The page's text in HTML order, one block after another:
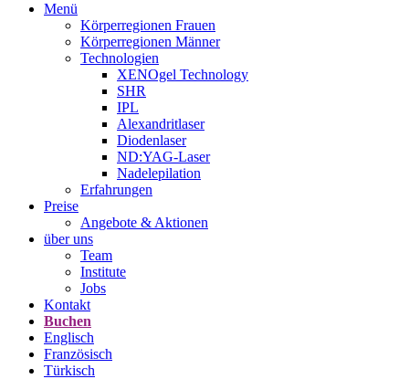
Menü
Körperregionen Frauen
Körperregionen Männer
Technologien
XENOgel Technology
SHR
IPL
Alexandritlaser
Diodenlaser
ND:YAG-Laser
Nadelepilation
Erfahrungen
Preise
Angebote & Aktionen
über uns
Team
Institute
Jobs
Kontakt
Buchen
Englisch
Französisch
Türkisch